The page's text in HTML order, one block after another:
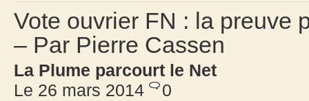
Vote ouvrier FN : la preuve
– Par Pierre Cassen
La Plume parcourt le Net
Le 26 mars 2014
0